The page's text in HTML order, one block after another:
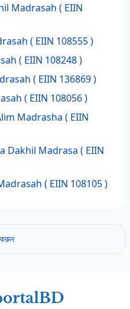
Madrasah ( EIIN
( EIIN 108555 )
( EIIN 108248 )
( EIIN 136869 )
( EIIN 108056 )
Madrasha ( EIIN
Dakhil Madrasa ( EIIN
( EIIN 108105 )